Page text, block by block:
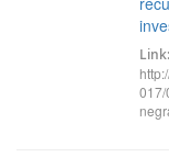
Link: